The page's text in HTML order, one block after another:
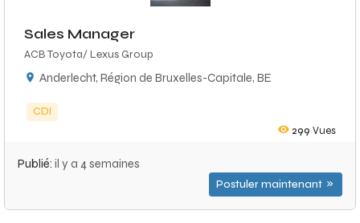
Sales Manager
ACB Toyota/ Lexus Group
Anderlecht, Région de Bruxelles-Capitale, BE
CDI
299 Vues
Publié: il y a 4 semaines
Postuler maintenant